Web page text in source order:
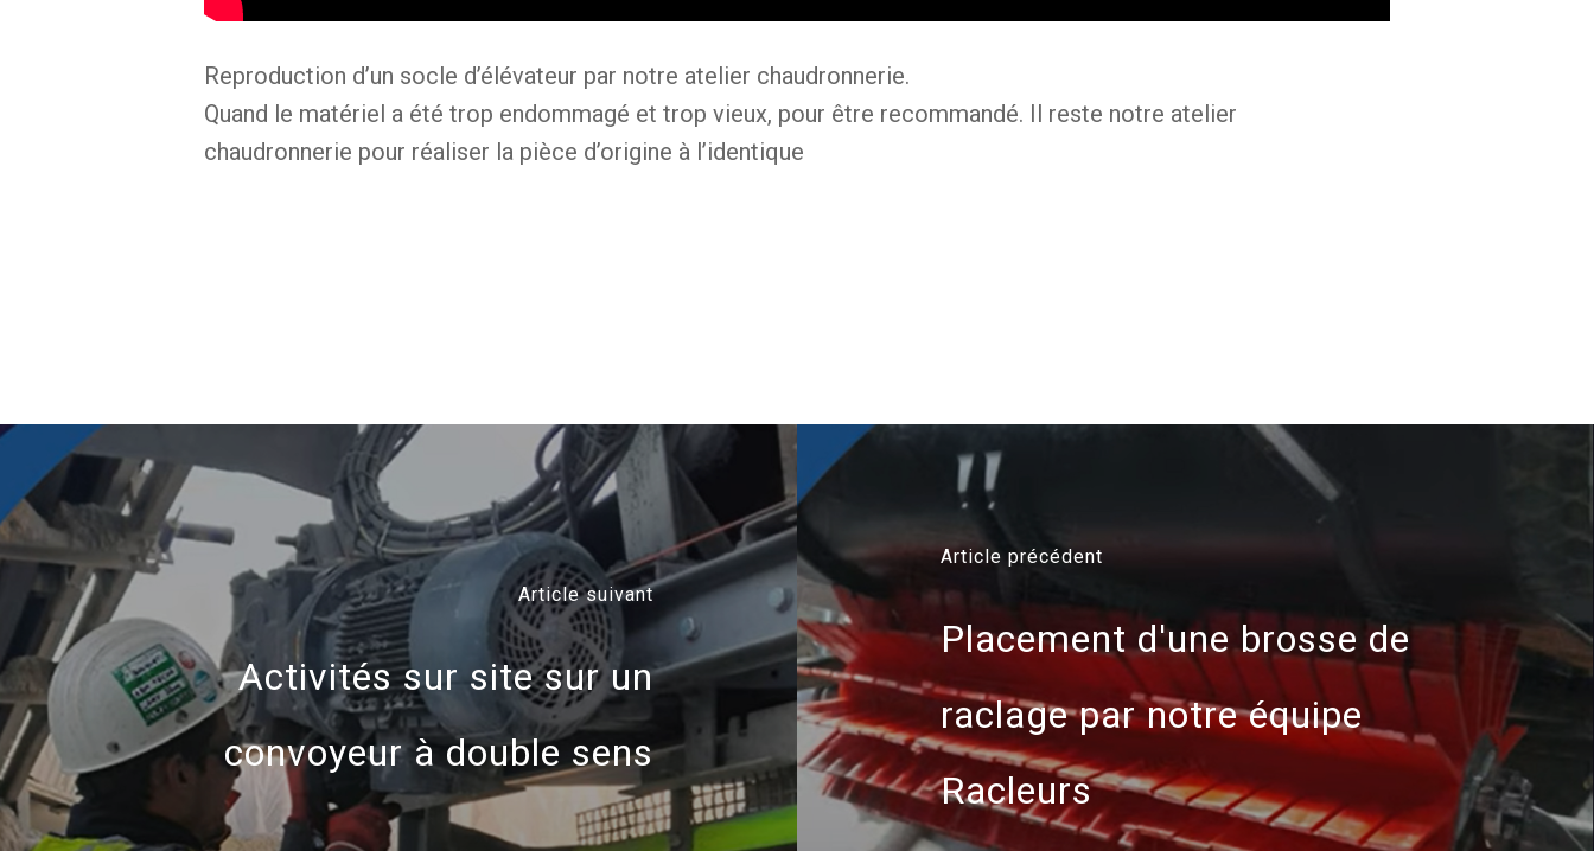
Reproduction d’un socle d’élévateur par notre atelier chaudronnerie.
Quand le matériel a été trop endommagé et trop vieux, pour être recommandé. Il reste notre atelier
chaudronnerie pour réaliser la pièce d’origine à l’identique
Article suivant
Activités sur site sur un
convoyeur à double sens
Article précédent
Placement d'une brosse de
raclage par notre équipe
Racleurs